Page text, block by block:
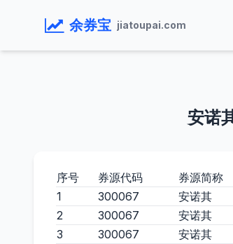
余券宝 jiatoupai.com
安诺
序号 券源代码 券源简称
1
300067 安诺其
2
300067 安诺其
3
300067 安诺其